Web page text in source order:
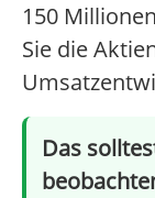
150
Sie die
Das